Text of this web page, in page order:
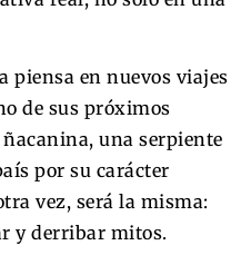
piensa en nuevos viajes
de sus próximos
una serpiente
por su carácter
vez, será la misma:
y derribar mitos.